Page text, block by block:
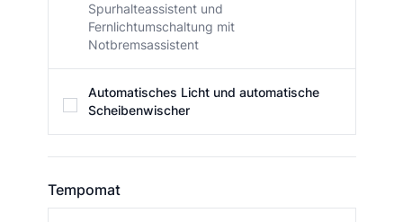
Spurhalteassistent und
Fernlichtumschaltung mit
Notbremsassistent
Automatisches Licht und automatische
Scheibenwischer
Tempomat